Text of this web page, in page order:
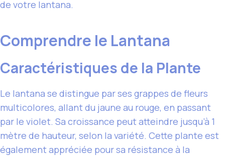
de votre lantana.
Comprendre le Lantana
Caractéristiques de la Plante
Le lantana se distingue par ses grappes de fleurs
multicolores, allant du jaune au rouge, en passant
par le violet. Sa croissance peut atteindre jusqu’à 1
mètre de hauteur, selon la variété. Cette plante est
également appréciée pour sa résistance à la